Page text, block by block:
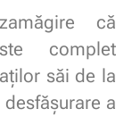
că
complet
săi de la
a